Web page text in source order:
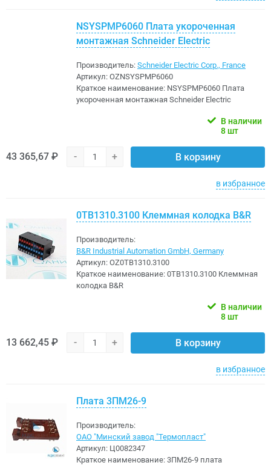
NSYSPMP6060 Плата укороченная
монтажная Schneider Electric
Производитель: Schneider Electric Corp., France
Артикул: OZNSYSPMP6060
Краткое наименование: NSYSPMP6060 Плата
укороченная монтажная Schneider Electric
В наличии
8 шт
43 365,67 ₽ - + В корзину
в избранное
0TB1310.3100 Клеммная колодка B&R
Производитель:
B&R Industrial Automation GmbH, Germany
Артикул: OZ0TB1310.3100
Краткое наименование: 0TB1310.3100 Клеммная
колодка B&R
В наличии
8 шт
13 662,45 ₽ - + В корзину
в избранное
Плата 3ПМ26-9
Производитель:
ОАО "Минский завод "Термопласт"
Артикул: Ц0082347
Краткое наименование: 3ПМ26-9 плата